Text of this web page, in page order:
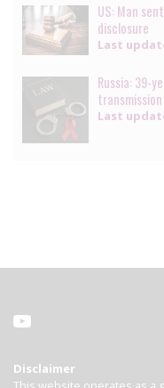
US: Man
disclosure
Last
Russia: 39-
Last
Disclaimer